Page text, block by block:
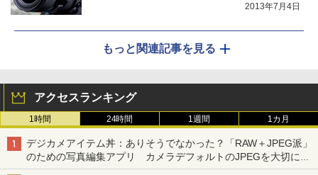
2013年7月4日
もっと関連記事を見る
アクセスランキング
1時間 24時間 1週間 1カ月
デジカメアイテム丼：ありそうでなかった？「RAW＋JPEG派」
のための写真編集アプリ カメラデフォルトのJPEGを大切にす
る「Filmator」